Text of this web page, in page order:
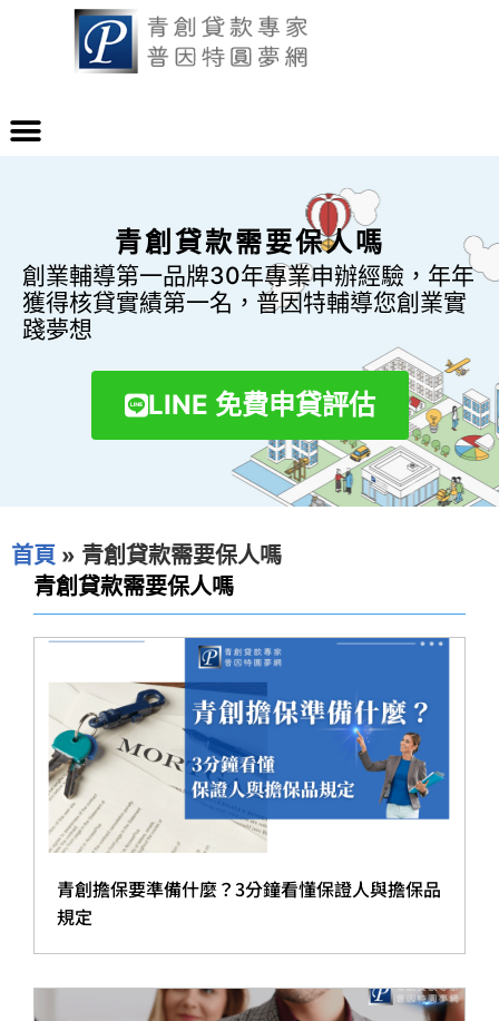
青創貸款需要保人嗎
創業輔導第一品牌30年專業申辦經驗，年年
獲得核貸實績第一名，普因特輔導您創業實
踐夢想
LINE 免費申貸評估
首頁 » 青創貸款需要保人嗎
青創貸款需要保人嗎
青創擔保要準備什麼？3分鐘看懂保證人與擔保品
規定